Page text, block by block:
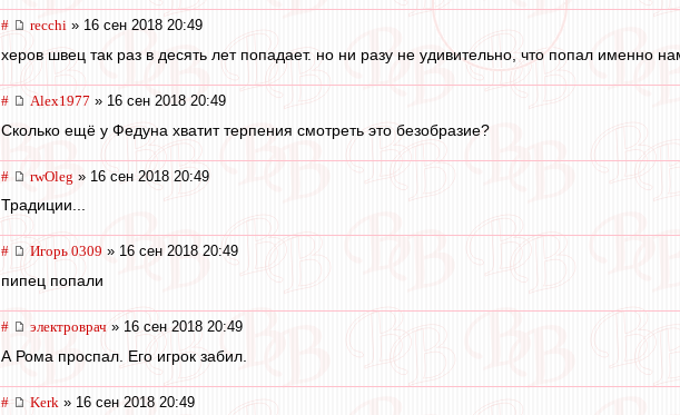
# recchi » 16 сен 2018 20:49
херов швец так раз в десять лет попадает. но ни разу не удивительно, что попал именно
# Alex1977 » 16 сен 2018 20:49
Сколько ещё у Федуна хватит терпения смотреть это безобразие?
# rwOleg » 16 сен 2018 20:49
Традиции...
# Игорь 0309 » 16 сен 2018 20:49
пипец попали
# электроврач » 16 сен 2018 20:49
А Рома проспал. Его игрок забил.
# Kerk » 16 сен 2018 20:49